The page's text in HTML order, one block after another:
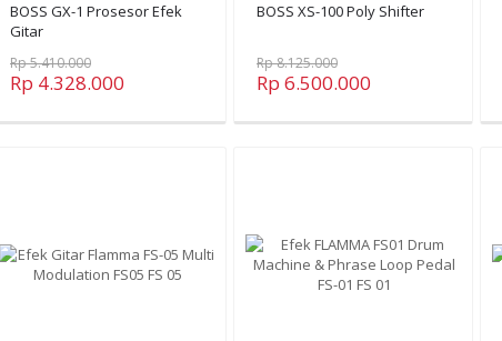
BOSS GX-1 Prosesor Efek
Gitar
Rp 5.410.000
Rp 4.328.000
BOSS XS-100 Poly Shifter
Rp 8.125.000
Rp 6.500.000